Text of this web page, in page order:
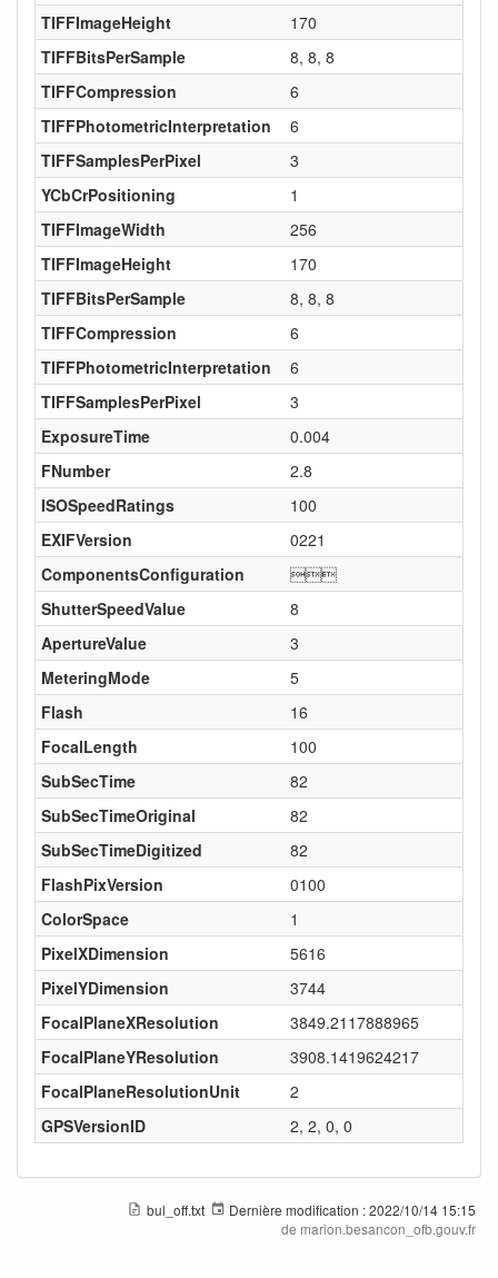
TIFFImageHeight
170
TIFFBitsPerSample
8, 8, 8
TIFFCompression
6
TIFFPhotometricInterpretation
6
TIFFSamplesPerPixel
3
YCbCrPositioning
1
TIFFImageWidth
256
TIFFImageHeight
170
TIFFBitsPerSample
8, 8, 8
TIFFCompression
6
TIFFPhotometricInterpretation
6
TIFFSamplesPerPixel
3
ExposureTime
0.004
FNumber
2.8
ISOSpeedRatings
100
EXIFVersion
0221
ComponentsConfiguration

ShutterSpeedValue
8
ApertureValue
3
MeteringMode
5
Flash
16
FocalLength
100
SubSecTime
82
SubSecTimeOriginal
82
SubSecTimeDigitized
82
FlashPixVersion
0100
ColorSpace
1
PixelXDimension
5616
PixelYDimension
3744
FocalPlaneXResolution
3849.2117888965
FocalPlaneYResolution
3908.1419624217
FocalPlaneResolutionUnit
2
GPSVersionID
2, 2, 0, 0
bul_off.txt Dernière modification :2022/10/14 15:15
de marion.besancon_ofb.gouv.fr